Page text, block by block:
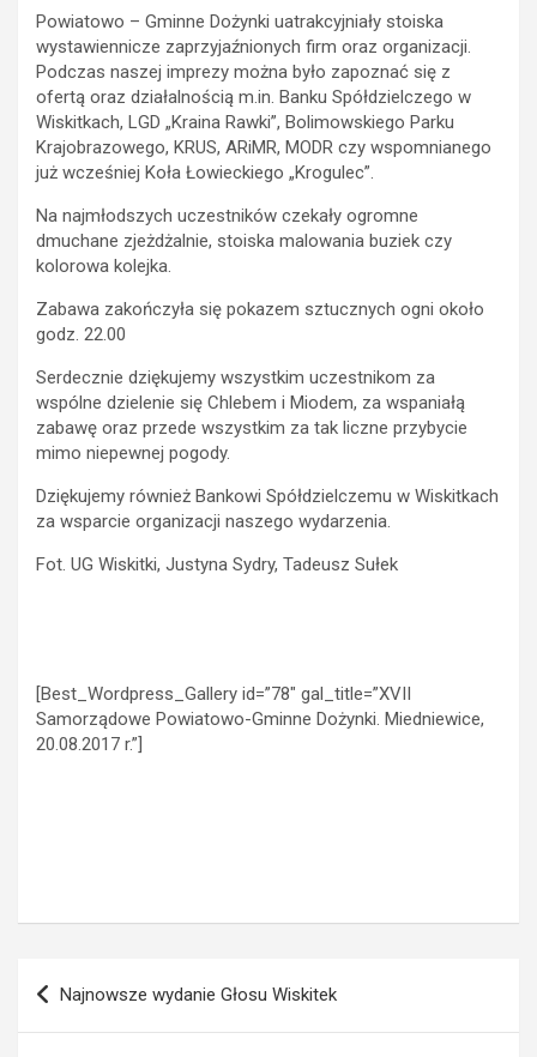
Powiatowo – Gminne Dożynki uatrakcyjniały stoiska
wystawiennicze zaprzyjaźnionych firm oraz organizacji.
Podczas naszej imprezy można było zapoznać się z
ofertą oraz działalnością m.in. Banku Spółdzielczego w
Wiskitkach, LGD „Kraina Rawki”, Bolimowskiego Parku
Krajobrazowego, KRUS, ARiMR, MODR czy wspomnianego
już wcześniej Koła Łowieckiego „Krogulec”.
Na najmłodszych uczestników czekały ogromne
dmuchane zjeżdżalnie, stoiska malowania buziek czy
kolorowa kolejka.
Zabawa zakończyła się pokazem sztucznych ogni około
godz. 22.00
Serdecznie dziękujemy wszystkim uczestnikom za
wspólne dzielenie się Chlebem i Miodem, za wspaniałą
zabawę oraz przede wszystkim za tak liczne przybycie
mimo niepewnej pogody.
Dziękujemy również Bankowi Spółdzielczemu w Wiskitkach
za wsparcie organizacji naszego wydarzenia.
Fot. UG Wiskitki, Justyna Sydry, Tadeusz Sułek
[Best_Wordpress_Gallery id=”78″ gal_title=”XVII
Samorządowe Powiatowo-Gminne Dożynki. Miedniewice,
20.08.2017 r.”]
Nawigacja
wpisu
Najnowsze wydanie Głosu Wiskitek